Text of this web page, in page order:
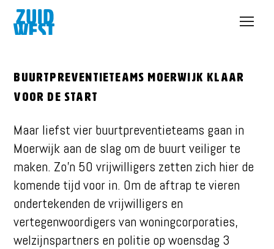
Open
Buurtpreventieteams Moerwijk klaar
voor de start
Maar liefst vier buurtpreventieteams gaan in
Moerwijk aan de slag om de buurt veiliger te
maken. Zo’n 50 vrijwilligers zetten zich hier de
komende tijd voor in. Om de aftrap te vieren
ondertekenden de vrijwilligers en
vertegenwoordigers van woningcorporaties,
welzijnspartners en politie op woensdag 3